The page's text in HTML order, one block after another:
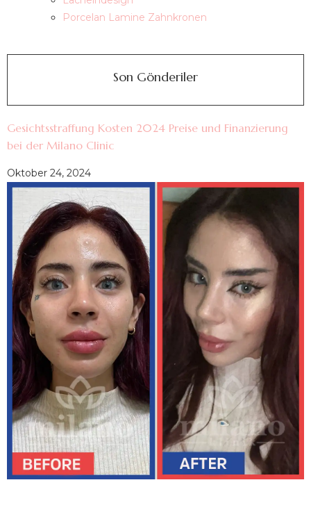
Porcelan Lamine Zahnkronen
Son Gönderiler
Gesichtsstraffung Kosten 2024 Preise und Finanzierung
bei der Milano Clinic
Oktober 24, 2024